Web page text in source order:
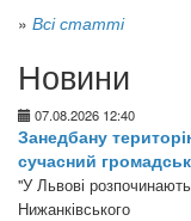
» Всі статті
Новини
07.08.2026 12:40
Занедбану
сучасний
"У Львові розпочинають
Нижанківського